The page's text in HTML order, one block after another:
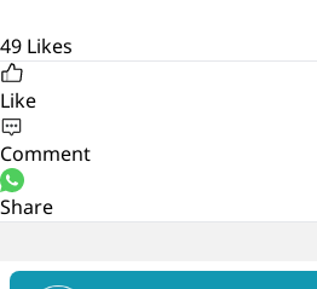
49 Likes
Like
Comment
Share